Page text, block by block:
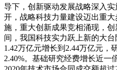
导下，创新驱动发展战略深入
开，战略科技力量建设迈出重
施，重大创新成果竞相涌现，
间，我国科技实力跃上新的大
1.42万亿元增长到2.44万亿元，
2.40%。基础研究经费增长近一